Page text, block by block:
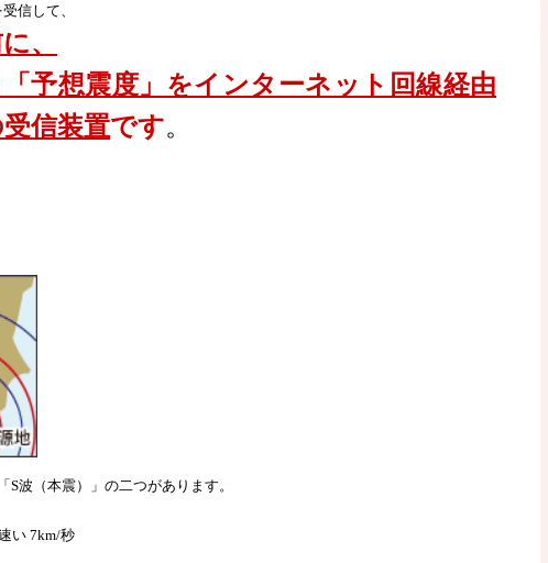
信して、
、
「予想震度」をインターネット回線経由
信装置です。
波（本震）」の二つがあります。
い 7km/秒